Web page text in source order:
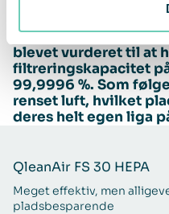
FS 30 HEPA og FS
blevet vurderet til at
filtreringskapacitet
99,9996 %. Som
renset luft, hvilket
deres helt egen liga
QleanAir FS 30 HEPA
Meget effektiv, men
pladsbesparende